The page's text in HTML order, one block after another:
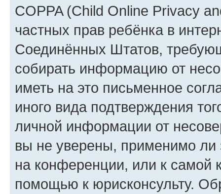
COPPA (Child Online Privacy
частных прав ребёнка в
Соединённых Штатов,
собирать информацию от
иметь на это письменное
иного вида подтверждения
личной информации от
вы не уверены, применимо ли
на конференции, или к самой
помощью к юрисконсульту.